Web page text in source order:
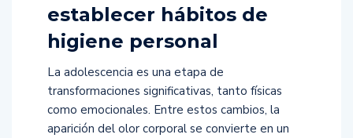
establecer hábitos de
higiene personal
La adolescencia es una etapa de
transformaciones significativas, tanto físicas
como emocionales. Entre estos cambios, la
aparición del olor corporal se convierte en un